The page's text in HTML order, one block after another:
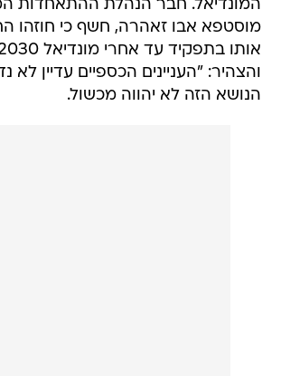
המונדיאל. חבר הנהלת ההתאחדות
מוסטפא אבו זאהרה, חשף כי חוזהו
אותו בתפקיד עד אחרי מונדיאל 2030,
והצהיר: "העניינים הכספיים עדיין לא
הנושא הזה לא יהווה מכשול.